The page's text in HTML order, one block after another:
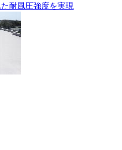
耐風圧強度を実現